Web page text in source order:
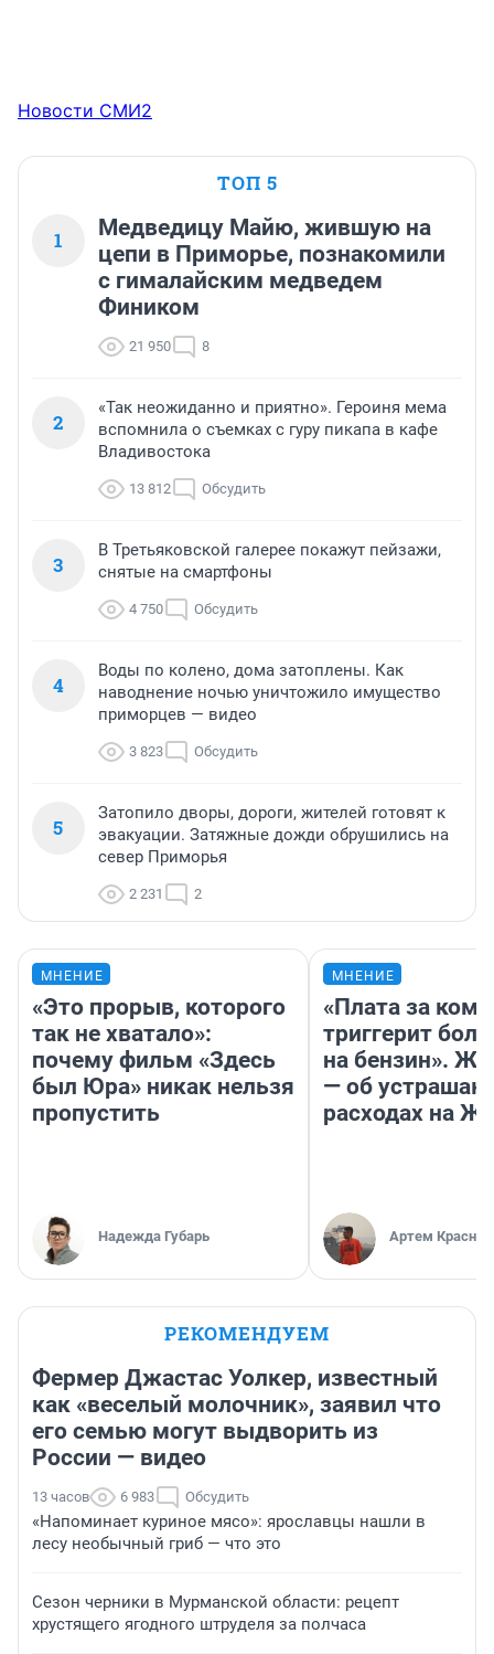
Новости СМИ2
ТОП 5
1
Медведицу Майю, жившую на
цепи в Приморье, познакомили
с гималайским медведем
Фиником
21 950 8
2
«Так неожиданно и приятно». Героиня мема
вспомнила о съемках с гуру пикапа в кафе
Владивостока
13 812 Обсудить
3
В Третьяковской галерее покажут пейзажи,
снятые на смартфоны
4 750 Обсудить
4
Воды по колено, дома затоплены. Как
наводнение ночью уничтожило имущество
приморцев — видео
3 823 Обсудить
5
Затопило дворы, дороги, жителей готовят к
эвакуации. Затяжные дожди обрушились на
север Приморья
2 231 2
МНЕНИЕ
«Это прорыв, которого
так не хватало»:
почему фильм «Здесь
был Юра» никак нельзя
пропустить
Надежда Губарь
МНЕНИЕ
«Плата за
триггерит
на бензин».
— об
расходах на
Артем Краснов
РЕКОМЕНДУЕМ
Фермер Джастас Уолкер, известный
как «веселый молочник», заявил что
его семью могут выдворить из
России — видео
13 часов 6 983 Обсудить
«Напоминает куриное мясо»: ярославцы нашли в
лесу необычный гриб — что это
Сезон черники в Мурманской области: рецепт
хрустящего ягодного штруделя за полчаса